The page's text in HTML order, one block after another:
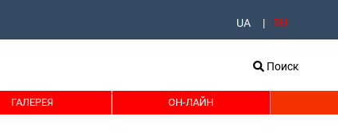
UA RU
Поиск
ГАЛЕРЕЯ ОН-ЛАЙН